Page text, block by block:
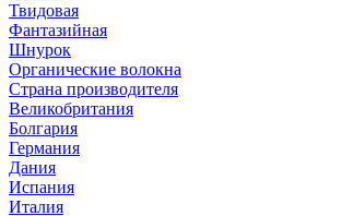
Твидовая
Фантазийная
Шнурок
Органические волокна
Страна производителя
Великобритания
Болгария
Германия
Дания
Испания
Италия